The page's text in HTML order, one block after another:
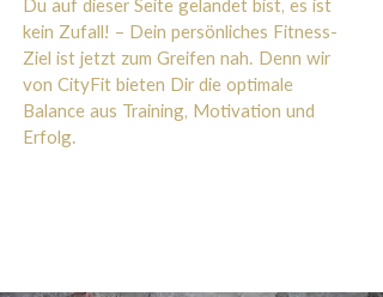
Du auf dieser Seite gelandet bist, es ist
kein Zufall! – Dein persönliches Fitness-
Ziel ist jetzt zum Greifen nah. Denn wir
von CityFit bieten Dir die optimale
Balance aus Training, Motivation und
Erfolg.